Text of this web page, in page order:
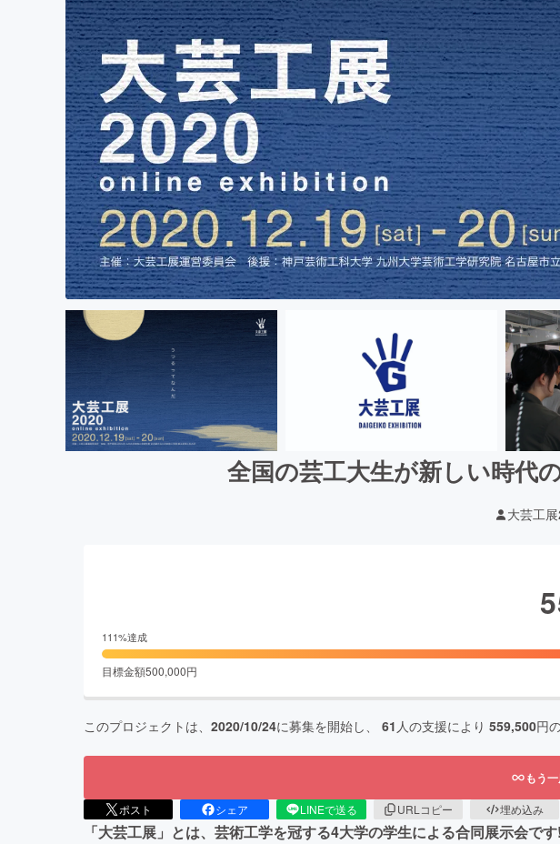
全国の芸工大生が新しい時代
大芸工
111%達成
目標金額500,000円
このプロジェクトは、 2020/10/24に募集を開始し、 61 人の支援により 559,500円
もう
ポスト シェア LINEで送る URLコピー 埋め込み
「大芸工展」とは、芸術工学を冠する4大学の学生による合同展示会で